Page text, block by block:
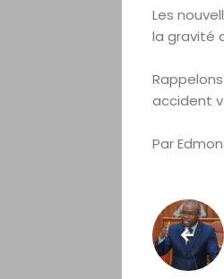
A
Les
la gravité
accident
Par